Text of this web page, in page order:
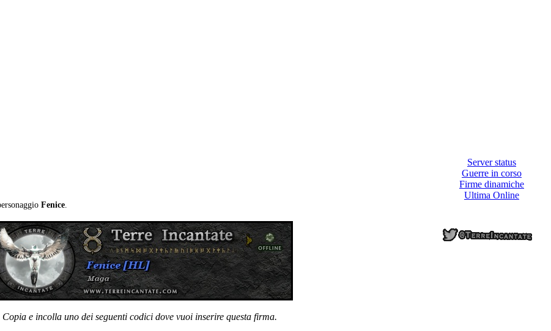
Fenice.
Copia e incolla uno dei seguenti codici dove vuoi inserire questa firma.
Server status
Guerre in corso
Firme dinamiche
Ultima Online